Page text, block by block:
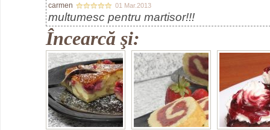
carmen 01 Mar.2013
multumesc pentru martisor!!!
Încearcă şi: